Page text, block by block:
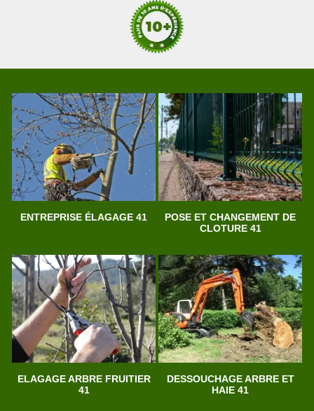
ENTREPRISE ÉLAGAGE 41
POSE ET CHANGEMENT DE
CLOTURE 41
ELAGAGE ARBRE FRUITIER
41
DESSOUCHAGE ARBRE ET
HAIE 41